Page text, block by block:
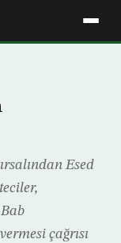
Esed
çağrısı